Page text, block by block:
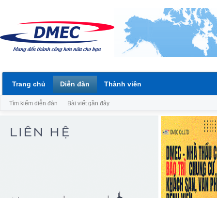
Trang chủ Diễn đàn
Tìm kiếm diễn đàn Bài viết gần đây
Thành viên